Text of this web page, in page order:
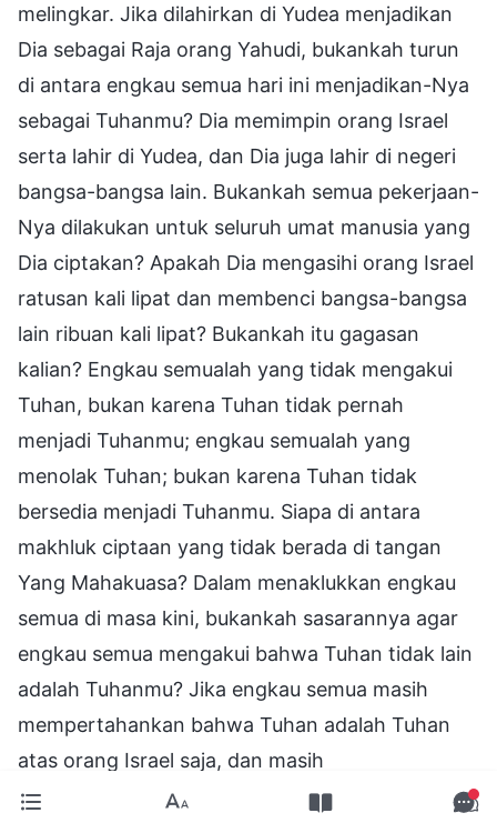
melingkar. Jika dilahirkan di Yudea menjadikan
Dia sebagai Raja orang Yahudi, bukankah turun
di antara engkau semua hari ini menjadikan-Nya
sebagai Tuhanmu? Dia memimpin orang Israel
serta lahir di Yudea, dan Dia juga lahir di negeri
bangsa-bangsa lain. Bukankah semua pekerjaan-
Nya dilakukan untuk seluruh umat manusia yang
Dia ciptakan? Apakah Dia mengasihi orang Israel
ratusan kali lipat dan membenci bangsa-bangsa
lain ribuan kali lipat? Bukankah itu gagasan
kalian? Engkau semualah yang tidak mengakui
Tuhan, bukan karena Tuhan tidak pernah
menjadi Tuhanmu; engkau semualah yang
menolak Tuhan; bukan karena Tuhan tidak
bersedia menjadi Tuhanmu. Siapa di antara
makhluk ciptaan yang tidak berada di tangan
Yang Mahakuasa? Dalam menaklukkan engkau
semua di masa kini, bukankah sasarannya agar
engkau semua mengakui bahwa Tuhan tidak lain
adalah Tuhanmu? Jika engkau semua masih
mempertahankan bahwa Tuhan adalah Tuhan
atas orang Israel saja, dan masih
mempertahankan bahwa rumah Daud di Israel